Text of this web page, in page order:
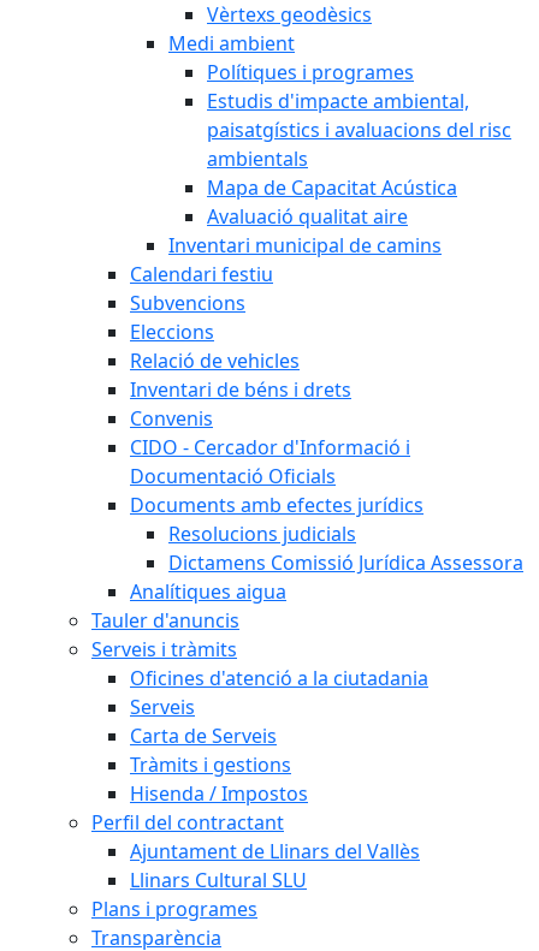
Vèrtexs geodèsics
Medi ambient
Polítiques i programes
Estudis d'impacte ambiental,
paisatgístics i avaluacions del risc
ambientals
Mapa de Capacitat Acústica
Avaluació qualitat aire
Inventari municipal de camins
Calendari festiu
Subvencions
Eleccions
Relació de vehicles
Inventari de béns i drets
Convenis
CIDO - Cercador d'Informació i
Documentació Oficials
Documents amb efectes jurídics
Resolucions judicials
Dictamens Comissió Jurídica Assessora
Analítiques aigua
Tauler d'anuncis
Serveis i tràmits
Oficines d'atenció a la ciutadania
Serveis
Carta de Serveis
Tràmits i gestions
Hisenda / Impostos
Perfil del contractant
Ajuntament de Llinars del Vallès
Llinars Cultural SLU
Plans i programes
Transparència